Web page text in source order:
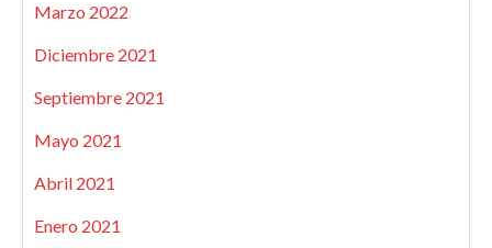
Marzo 2022
Diciembre 2021
Septiembre 2021
Mayo 2021
Abril 2021
Enero 2021